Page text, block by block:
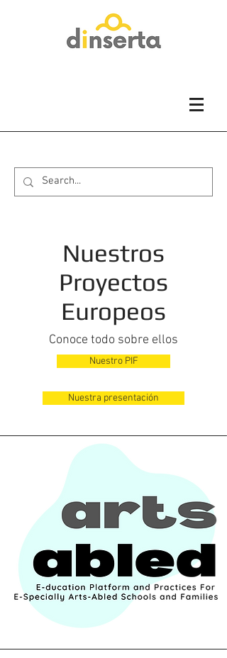
Nuestros
Proyectos
Europeos
Conoce todo sobre ellos
Nuestro PIF
Nuestra presentación